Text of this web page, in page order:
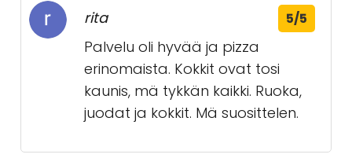
rita 5/5
Palvelu oli hyvää ja pizza
erinomaista. Kokkit ovat tosi
kaunis, mä tykkän kaikki. Ruoka,
juodat ja kokkit. Mä suosittelen.